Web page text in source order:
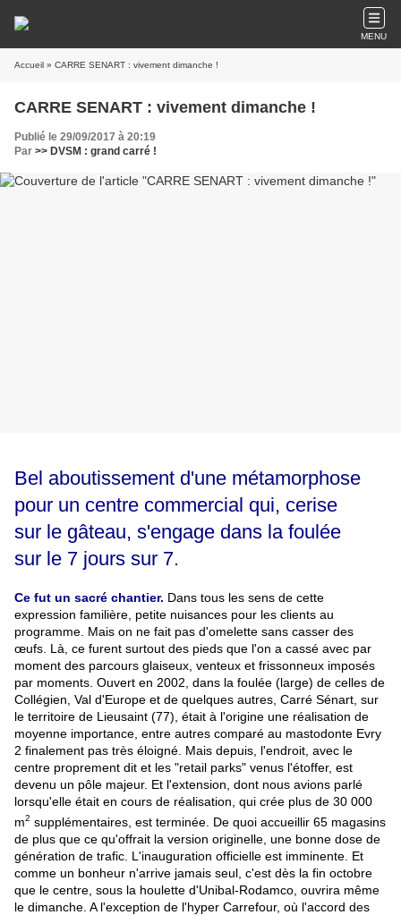
MENU
Accueil » CARRE SENART : vivement dimanche !
CARRE SENART : vivement dimanche !
Publié le 29/09/2017 à 20:19
Par >> DVSM : grand carré !
Bel aboutissement d'une métamorphose
pour un centre commercial qui, cerise
sur le gâteau, s'engage dans la foulée
sur le 7 jours sur 7.
Ce fut un sacré chantier. Dans tous les sens de cette
expression familière, petite nuisances pour les clients au
programme. Mais on ne fait pas d'omelette sans casser des
œufs. Là, ce furent surtout des pieds que l'on a cassé avec par
moment des parcours glaiseux, venteux et frissonneux imposés
par moments. Ouvert en 2002, dans la foulée (large) de celles de
Collégien, Val d'Europe et de quelques autres, Carré Sénart, sur
le territoire de Lieusaint (77), était à l'origine une réalisation de
moyenne importance, entre autres comparé au mastodonte Evry
2 finalement pas très éloigné. Mais depuis, l'endroit, avec le
centre proprement dit et les "retail parks" venus l'étoffer, est
devenu un pôle majeur. Et l'extension, dont nous avions parlé
lorsqu'elle était en cours de réalisation, qui crée plus de 30 000
m2 supplémentaires, est terminée. De quoi accueillir 65 magasins
de plus que ce qu'offrait la version originelle, une bonne dose de
génération de trafic. L'inauguration officielle est imminente. Et
comme un bonheur n'arrive jamais seul, c'est dès la fin octobre
que le centre, sous la houlette d'Unibal-Rodamco, ouvrira même
le dimanche. A l'exception de l'hyper Carrefour, où l'accord des